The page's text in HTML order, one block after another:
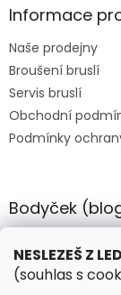
NESLEZEŠ Z
(souhlas s
aInformace
Naše prodejny
Broušení bruslí
Servis bruslí
Obchodní
Podmínky
Bodyček